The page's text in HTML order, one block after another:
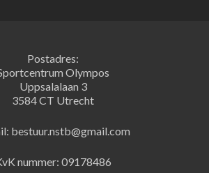
Postadres:
Olympos
Uppsalalaan 3
3584 CT Utrecht
bestuur.nstb@gmail.com
nummer: 09178486